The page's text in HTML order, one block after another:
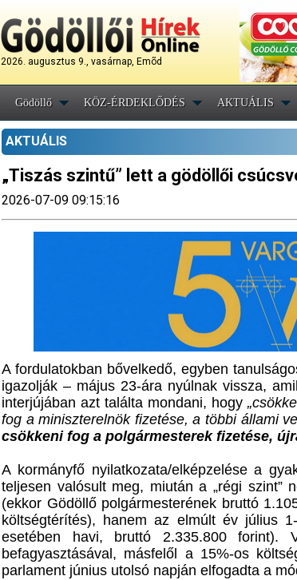
2026. augusztus 9., vasárnap, Emõd
Gödöllő KÖZ-ÉRDEKLŐDÉS AKTUÁLIS
AKTUÁLIS
„Tiszás szintű” lett a gödöllői
2026-07-09 09:15:16
A fordulatokban bővelkedő, egyben
igazolják – május 23-ára nyúlnak vissza,
interjújában azt találta mondani, hogy
fog a miniszterelnök fizetése, a többi állami
csökkeni fog a polgármesterek fizetése,
A kormányfő nyilatkozata/elképzelése a
teljesen valósult meg, miután a „régi szint”
(ekkor Gödöllő polgármesterének bruttó
költségtérítés), hanem az elmúlt év július
esetében havi, bruttó 2.335.800 forint).
befagyasztásával, másfelől a 15%-os
parlament június utolsó napján elfogadta a